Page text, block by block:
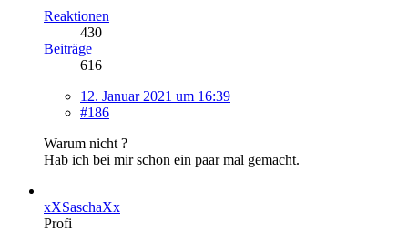
Reaktionen
430
Beiträge
616
12. Januar 2021 um 16:39
#186
Warum nicht ?
Hab ich bei mir schon ein paar mal gemacht.
xXSaschaXx
Profi